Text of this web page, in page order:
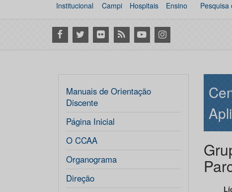
Institucional Campi Hospitais Ensino Pesquisa
Facebook
Twitter Flickr RSS YoutubeInstagram
Manuais de Orientação
Discente
Página Inicial
O CCAA
Organograma
Direção